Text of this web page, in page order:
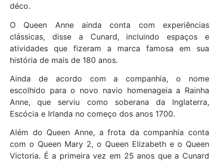
déco.
O Queen Anne ainda conta com experiências
clássicas, disse a Cunard, incluindo espaços e
atividades que fizeram a marca famosa em sua
história de mais de 180 anos.
Ainda de acordo com a companhia, o nome
escolhido para o novo navio homenageia a Rainha
Anne, que serviu como soberana da Inglaterra,
Escócia e Irlanda no começo dos anos 1700.
Além do Queen Anne, a frota da companhia conta
com o Queen Mary 2, o Queen Elizabeth e o Queen
Victoria. É a primeira vez em 25 anos que a Cunard